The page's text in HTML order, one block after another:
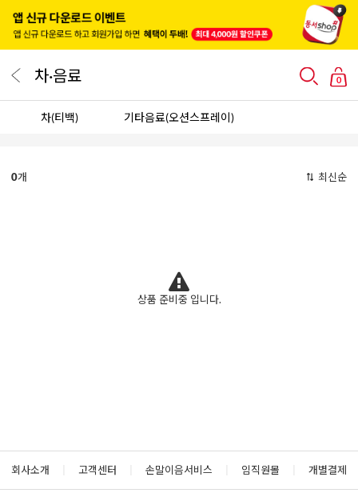
차·음료 0
차(티백) 기타음료(오션스프레이)
0개 최신순
상품 준비중 입니다.
회사소개 고객센터 손말이음서비스 임직원몰 개별결제